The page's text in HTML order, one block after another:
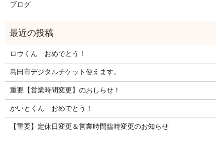
ブログ
ロウくん おめでとう！
島田市デジタルチケット使えます。
重要【営業時間変更】のおしらせ！
かいとくん おめでとう！
【重要】定休日変更＆営業時間臨時変更のお知らせ